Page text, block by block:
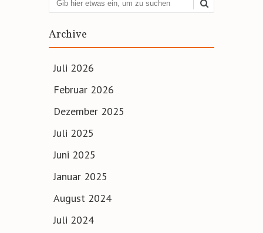
Suchen
Archive
Juli 2026
Februar 2026
Dezember 2025
Juli 2025
Juni 2025
Januar 2025
August 2024
Juli 2024